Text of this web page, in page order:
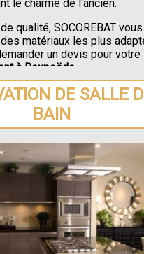
le charme de l'ancien.
qualité, SOCOREBAT vous
matériaux les plus
un devis pour votre
à Rexpoëde
DE SALLE
BAIN